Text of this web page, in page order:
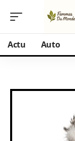
Actu Auto